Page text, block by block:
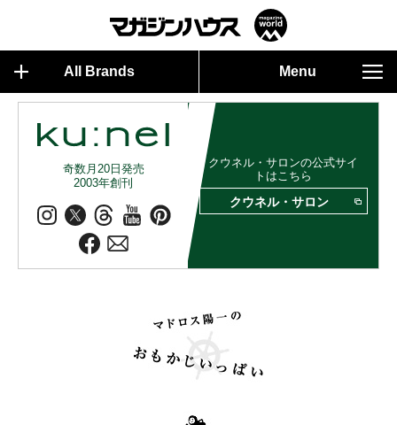
All Brands Menu
奇数月20日発売
2003年創刊
クウネル・サロンの公式サイ
トはこちら
クウネル・サロン